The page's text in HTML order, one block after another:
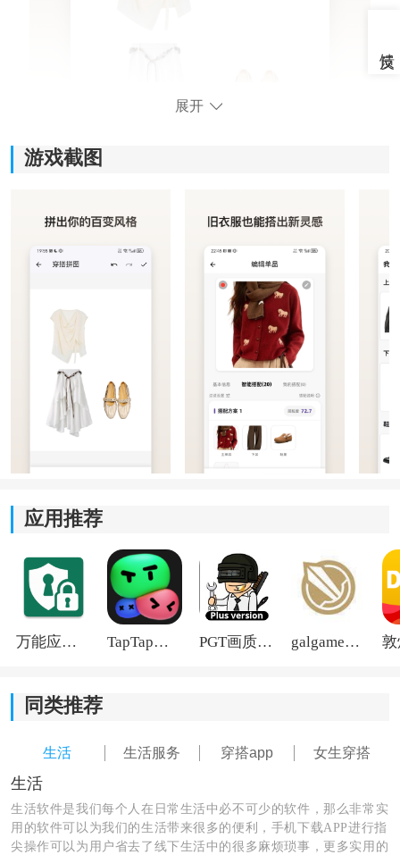
1、数字衣橱构建：
拍照上传或直接导入衣物资料，把平时穿的服装逐
步整理进系统，建立专属于自己的数字化衣橱，后续查
找和分类都会轻松许多。
录入衣物后，系统会根据现有单品生成不同风格的搭配
方案，还能通过虚拟试穿功能提前查看整体效果，减少
反复试衣的麻烦。
3、穿搭日历 管理：
每天的穿搭记录都会保存在日历中，查看历史搭配时更
加直观，也方便了解自己平时更偏爱哪些穿衣风格。
4、数据统计洞察：
软件会根据衣物使用情况生成对应数据记录，帮助了解
购买频率、闲置比例以及穿着习惯，为后续购衣提供参
考。
展开
游戏截图
应用推荐
万能应用隐藏 TapTap国际版2026 PGT画质助手旧版 galgame游戏盒子2026
同类推荐
生活 生活服务 穿搭app 女生穿搭
生活
生活软件是我们每个人在日常生活中必不可少的软件，那么非常实
用的软件可以为我们的生活带来很多的便利，手机下载APP进行指
尖操作可以为用户省去了线下生活中的很多麻烦琐事，更多实用的